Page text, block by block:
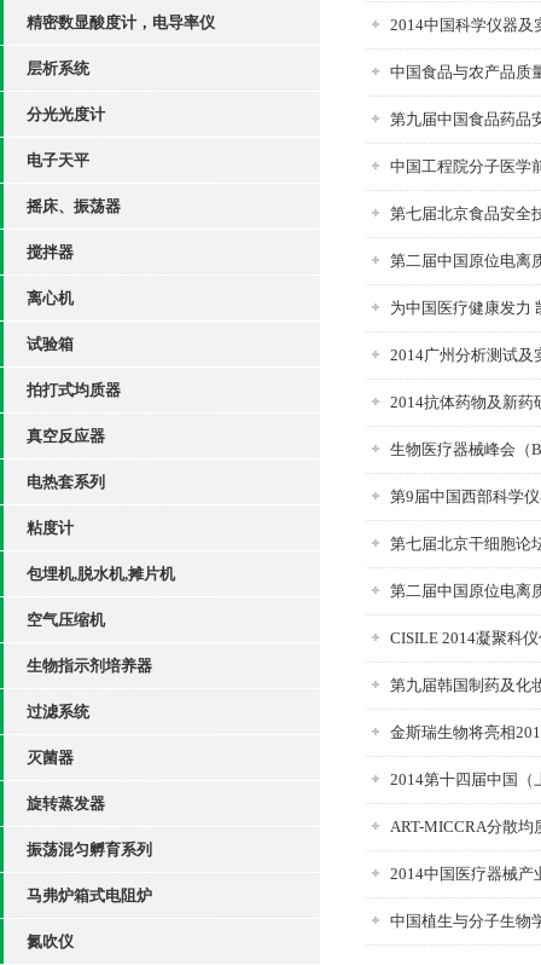
精密数显酸度计，电导率仪
层析系统
分光光度计
电子天平
摇床、振荡器
搅拌器
离心机
试验箱
拍打式均质器
真空反应器
电热套系列
粘度计
包埋机,脱水机,摊片机
空气压缩机
生物指示剂培养器
过滤系统
灭菌器
旋转蒸发器
振荡混匀孵育系列
马弗炉箱式电阻炉
氮吹仪
2014中国科学仪器及
中国食品与农产品质
第九届中国食品药品
中国工程院分子医学
第七届北京食品安全
第二届中国原位电离
为中国医疗健康发力
2014广州分析测试及
2014抗体药物及新药
生物医疗器械峰会（
第9届中国西部科学
第七届北京干细胞论
第二届中国原位电离
CISILE 2014凝聚科
第九届韩国制药及化
金斯瑞生物将亮相
2014第十四届中国（
ART-MICCRA分散均
2014中国医疗器械产
中国植生与分子生物